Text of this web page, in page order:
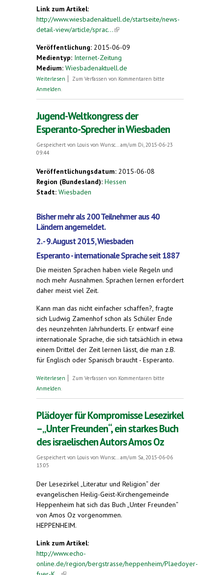
Link zum Artikel:
http://www.wiesbadenaktuell.de/startseite/news-
detail-view/article/sprac...(link is external)
Veröffentlichung: 2015-06-09
Medientyp: Internet-Zeitung
Medium: Wiesbadenaktuell.de
Weiterlesen über Sprachen, Regeln und Ausnahmen
Zum Verfassen von Kommentaren bitte
Anmelden.
Jugend-Weltkongress der
Esperanto-Sprecher in Wiesbaden
Gespeichert von Louis von Wunsc...am/um Di, 2015-06-23
09:44
Veröffentlichungsdatum: 2015-06-08
Region (Bundesland): Hessen
Stadt: Wiesbaden
Bisher mehr als 200 Teilnehmer aus 40
Ländern angemeldet.
2. - 9. August 2015, Wiesbaden
Esperanto - internationale Sprache seit 1887
Die meisten Sprachen haben viele Regeln und
noch mehr Ausnahmen. Sprachen lernen erfordert
daher meist viel Zeit.
Kann man das nicht einfacher schaffen?, fragte
sich Ludwig Zamenhof schon als Schüler Ende
des neunzehnten Jahrhunderts. Er entwarf eine
internationale Sprache, die sich tatsächlich in etwa
einem Drittel der Zeit lernen lässt, die man z.B.
für Englisch oder Spanisch braucht - Esperanto.
Weiterlesen über Jugend-Weltkongress der Esperanto-
Zum Verfassen von Kommentaren bitte
Anmelden.
Plädoyer für Kompromisse Lesezirkel
– „Unter Freunden“, ein starkes Buch
des israelischen Autors Amos Oz
Gespeichert von Louis von Wunsc...am/um Sa, 2015-06-06
13:05
Der Lesezirkel „Literatur und Religion“ der
evangelischen Heilig-Geist-Kirchengemeinde
Heppenheim hat sich das Buch „Unter Freunden“
von Amos Oz vorgenommen.
HEPPENHEIM.
Link zum Artikel:
http://www.echo-
online.de/region/bergstrasse/heppenheim/Plaedoyer-